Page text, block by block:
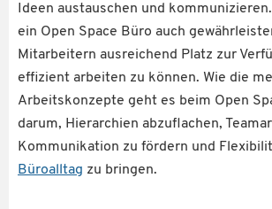
Ideen austauschen und
ein Open Space Büro auch
Mitarbeitern ausreichend Platz zur
effizient arbeiten zu können. Wie die
Arbeitskonzepte geht es beim Open
darum, Hierarchien abzuflachen,
Kommunikation zu fördern und
Büroalltag zu bringen.